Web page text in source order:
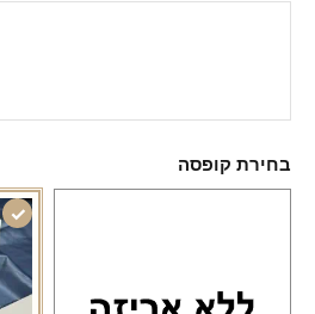
בחירת קופסה